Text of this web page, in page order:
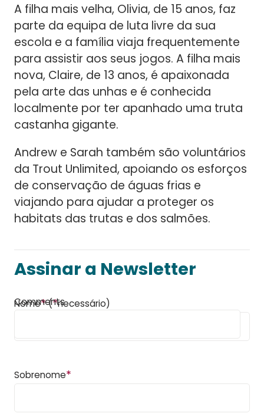
A filha mais velha, Olivia, de 15 anos, faz
parte da equipa de luta livre da sua
escola e a família viaja frequentemente
para assistir aos seus jogos. A filha mais
nova, Claire, de 13 anos, é apaixonada
pela arte das unhas e é conhecida
localmente por ter apanhado uma truta
castanha gigante.
Andrew e Sarah também são voluntários
da Trout Unlimited, apoiando os esforços
de conservação de águas frias e
viajando para ajudar a proteger os
habitats das trutas e dos salmões.
Assinar a Newsletter
Comments
Nome*(*necessário)
Sobrenome*